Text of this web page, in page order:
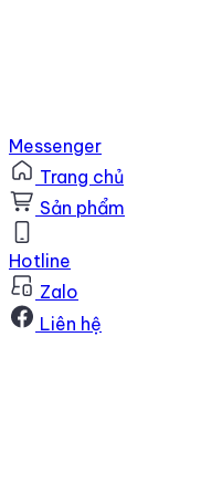
Messenger
Trang chủ
Sản phẩm
Hotline
Zalo
Liên hệ